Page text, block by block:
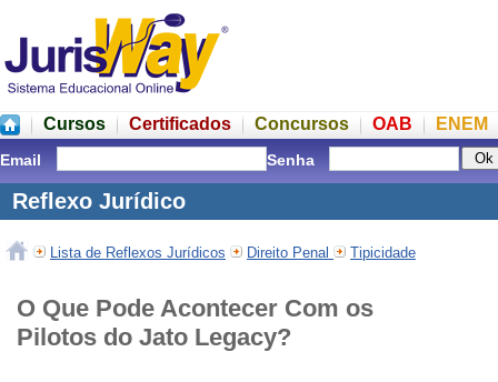
Cursos Certificados Concursos OAB ENEM
Email Senha
Reflexo Jurídico
Lista de Reflexos Jurídicos Direito Penal Tipicidade
O Que Pode Acontecer Com os
Pilotos do Jato Legacy?